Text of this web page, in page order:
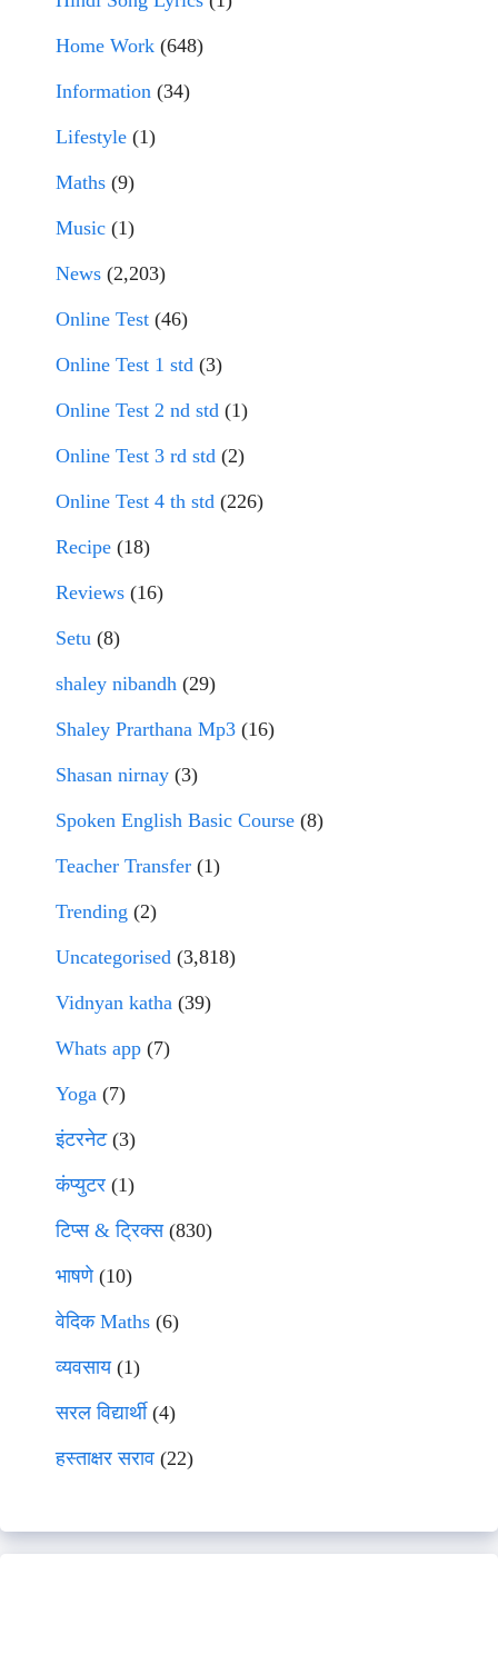
Home Work (648)
Information (34)
Lifestyle (1)
Maths (9)
Music (1)
News (2,203)
Online Test (46)
Online Test 1 std (3)
Online Test 2 nd std (1)
Online Test 3 rd std (2)
Online Test 4 th std (226)
Recipe (18)
Reviews (16)
Setu (8)
shaley nibandh (29)
Shaley Prarthana Mp3 (16)
Shasan nirnay (3)
Spoken English Basic Course (8)
Teacher Transfer (1)
Trending (2)
Uncategorised (3,818)
Vidnyan katha (39)
Whats app (7)
Yoga (7)
इंटरनेट(3)
कंप्युटर (1)
टिप्स & ट्रिक्स(830)
भाषणे(10)
वेदिक Maths (6)
व्यवसाय(1)
सरल विद्यार्थी(4)
हस्ताक्षर सराव (22)